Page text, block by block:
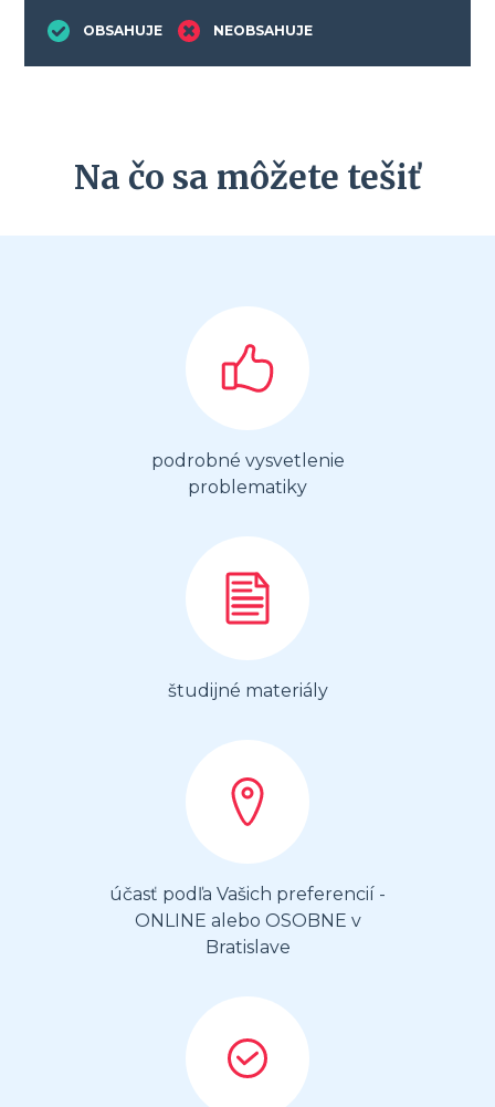
OBSAHUJE NEOBSAHUJE
Na čo sa môžete tešiť
podrobné vysvetlenie
problematiky
študijné materiály
účasť podľa Vašich preferencií -
ONLINE alebo OSOBNE v
Bratislave